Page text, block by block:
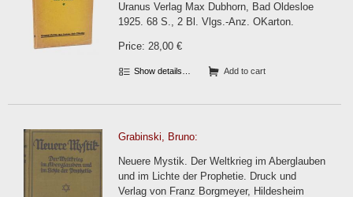
Uranus Verlag Max Dubhorn, Bad Oldesloe
1925. 68 S., 2 Bl. Vlgs.-Anz. OKarton.
Price: 28,00 €
Show details… Add to cart
Grabinski, Bruno:
Neuere Mystik. Der Weltkrieg im Aberglauben
und im Lichte der Prophetie. Druck und
Verlag von Franz Borgmeyer, Hildesheim